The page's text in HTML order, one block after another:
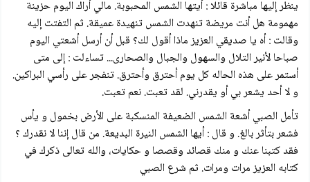
ينظر إليها مباشرة قائلا : أيتها الشمس المحبوبة. مالي أراك اليوم حزينة
مهمومة هل أنت مریضة تنهدت الشمس تنهيدة عميقة. ثم التفتت إليه
وقالت : أه يا صديقي العزيز ماذا أقول لك؟ قبل أن أرسل أشعتي اليوم
صباحا لأنير التلال والسهول والجبال والصحارى... تساءلت : إلى متى
أستمر على هذه الحاله كل يوم أحترق وأحترق. تنفجر على رأسي البراكين.
و لا أحد يشعر بي أو يقدرني. لقد تعبت. نعم تعبت.
تأمل الصبي أشعة الشمس الضعيفة المنسكبة على الأرض بخمول و يأس
فشعر بتأثر بالغ. و قال : أيها الشمس النيرة البديعة. من قال إننا لا نقدرك ؟
فقد کتبنا عنك و منك قصائد وقصصا و حكايات، والله تعالى ذكرك في
كتابه العزيز مرات ومرات. ثم شرع الصبي